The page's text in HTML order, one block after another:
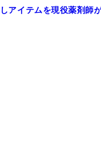
アイテムを現役薬剤師